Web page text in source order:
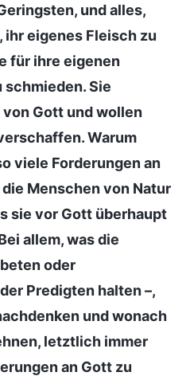
und alles,
ihr eigenes Fleisch zu
für ihre eigenen
Sie
Gott und wollen
Warum
viele Forderungen an
Menschen von Natur
sie vor Gott überhaupt
allem, was die
oder
Predigten halten –,
und wonach
letztlich immer
an Gott zu